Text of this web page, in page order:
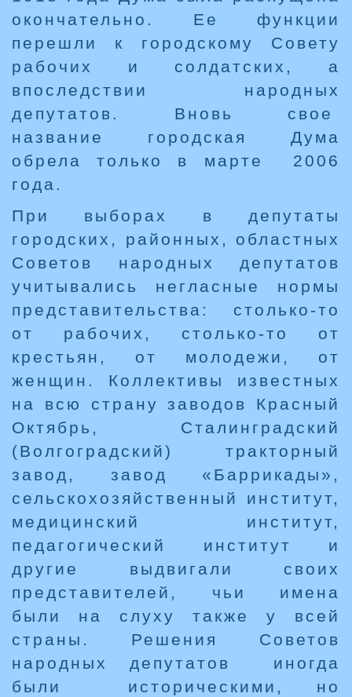
окончательно. Ее функции
перешли к городскому Совету
рабочих и солдатских, а
впоследствии народных
депутатов. Вновь свое
название городская Дума
обрела только в марте 2006
года.
При выборах в депутаты
городских, районных, областных
Советов народных депутатов
учитывались негласные нормы
представительства: столько-то
от рабочих, столько-то от
крестьян, от молодежи, от
женщин. Коллективы известных
на всю страну заводов Красный
Октябрь, Сталинградский
(Волгоградский) тракторный
завод, завод «Баррикады»,
сельскохозяйственный институт,
медицинский институт,
педагогический институт и
другие выдвигали своих
представителей, чьи имена
были на слуху также у всей
страны. Решения Советов
народных депутатов иногда
были историческими, но